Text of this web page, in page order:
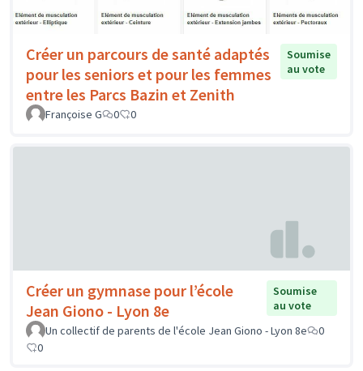
Créer un parcours de santé adaptés
pour les seniors et pour les femmes
entre les Parcs Bazin et Zenith
Soumise
au vote
Françoise G 0 0
Créer un gymnase pour l’école
Jean Giono - Lyon 8e
Soumise
au vote
Un collectif de parents de l'école Jean Giono - Lyon 8e
0
0